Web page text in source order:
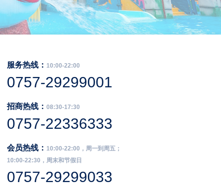
服务热线： 10:00-22:00
0757-29299001
招商热线：08:30-17:30
0757-22336333
会员热线： 10:00-22:00，周一到周五；
10:00-22:30，周末和节假日
0757-29299033